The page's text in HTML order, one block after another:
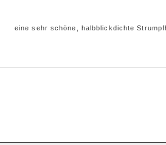
eine sehr schöne, halbblickdichte